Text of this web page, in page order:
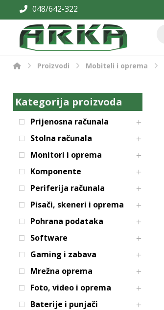
048/642-322
Proizvodi Mobiteli i oprema
Kategorija proizvoda
Prijenosna računala
Stolna računala
Monitori i oprema
Komponente
Periferija računala
Pisači, skeneri i oprema
Pohrana podataka
Software
Gaming i zabava
Mrežna oprema
Foto, video i oprema
Baterije i punjači